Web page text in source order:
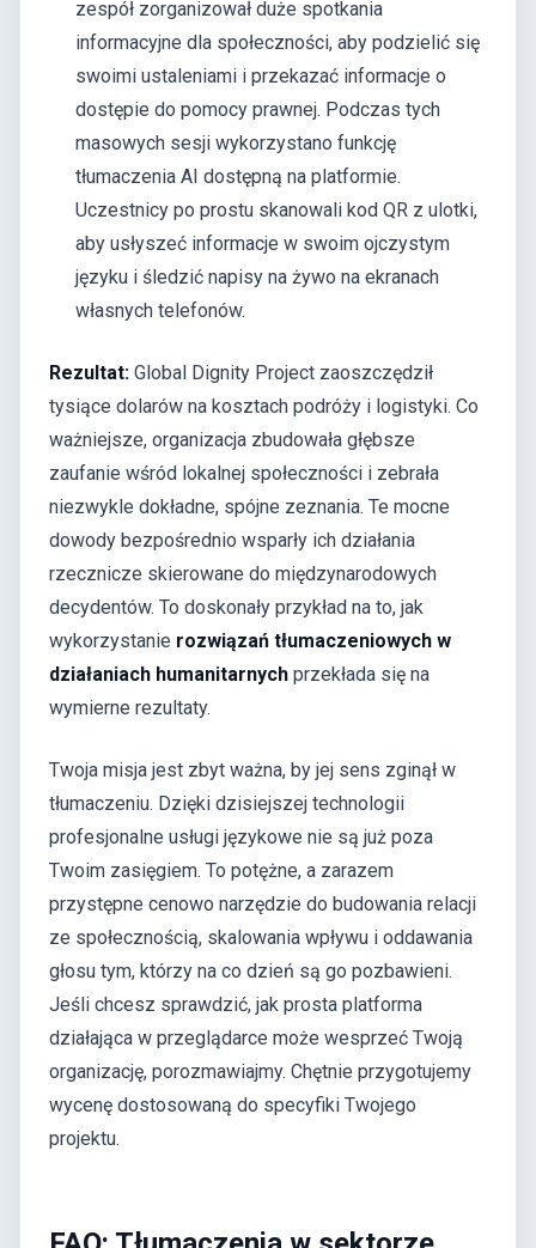
zespół zorganizował duże spotkania
informacyjne dla społeczności, aby podzielić się
swoimi ustaleniami i przekazać informacje o
dostępie do pomocy prawnej. Podczas tych
masowych sesji wykorzystano funkcję
tłumaczenia AI dostępną na platformie.
Uczestnicy po prostu skanowali kod QR z ulotki,
aby usłyszeć informacje w swoim ojczystym
języku i śledzić napisy na żywo na ekranach
własnych telefonów.
Rezultat: Global Dignity Project zaoszczędził
tysiące dolarów na kosztach podróży i logistyki. Co
ważniejsze, organizacja zbudowała głębsze
zaufanie wśród lokalnej społeczności i zebrała
niezwykle dokładne, spójne zeznania. Te mocne
dowody bezpośrednio wsparły ich działania
rzecznicze skierowane do międzynarodowych
decydentów. To doskonały przykład na to, jak
wykorzystanie rozwiązań tłumaczeniowych w
działaniach humanitarnych przekłada się na
wymierne rezultaty.
Twoja misja jest zbyt ważna, by jej sens zginął w
tłumaczeniu. Dzięki dzisiejszej technologii
profesjonalne usługi językowe nie są już poza
Twoim zasięgiem. To potężne, a zarazem
przystępne cenowo narzędzie do budowania relacji
ze społecznością, skalowania wpływu i oddawania
głosu tym, którzy na co dzień są go pozbawieni.
Jeśli chcesz sprawdzić, jak prosta platforma
działająca w przeglądarce może wesprzeć Twoją
organizację, porozmawiajmy. Chętnie przygotujemy
wycenę dostosowaną do specyfiki Twojego
projektu.